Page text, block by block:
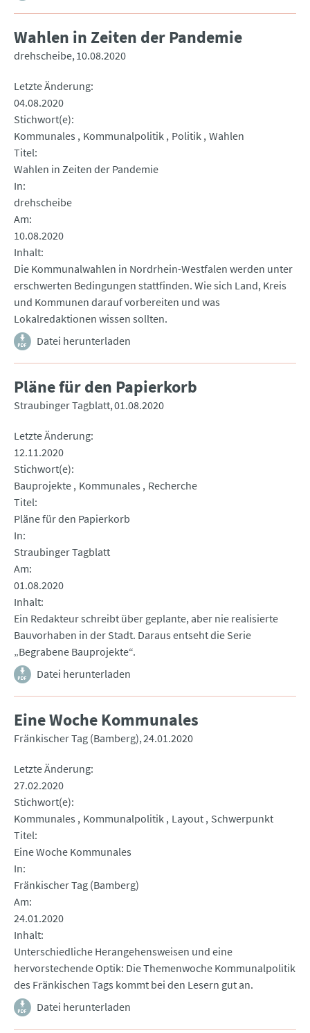
Wahlen in Zeiten der Pandemie
drehscheibe 10.08.2020
Letzte Änderung
04.08.2020
Stichwort(e)
Kommunales
Kommunalpolitik Politik Wahlen
Titel
Wahlen in Zeiten der Pandemie
In
drehscheibe
Am
10.08.2020
Inhalt
Die Kommunalwahlen in Nordrhein-Westfalen werden unter
erschwerten Bedingungen stattfinden. Wie sich Land, Kreis
und Kommunen darauf vorbereiten und was
Lokalredaktionen wissen sollten.
Datei herunterladen
Pläne für den Papierkorb
Straubinger Tagblatt 01.08.2020
Letzte Änderung
12.11.2020
Stichwort(e)
Bauprojekte Kommunales
Recherche
Titel
Pläne für den Papierkorb
In
Straubinger Tagblatt
Am
01.08.2020
Inhalt
Ein Redakteur schreibt über geplante, aber nie realisierte
Bauvorhaben in der Stadt. Daraus entseht die Serie
„Begrabene Bauprojekte“.
Datei herunterladen
Eine Woche Kommunales
Fränkischer Tag (Bamberg) 24.01.2020
Letzte Änderung
27.02.2020
Stichwort(e)
Kommunales
Kommunalpolitik Layout Schwerpunkt
Titel
Eine Woche Kommunales
In
Fränkischer Tag (Bamberg)
Am
24.01.2020
Inhalt
Unterschiedliche Herangehensweisen und eine
hervorstechende Optik: Die Themenwoche Kommunalpolitik
des Fränkischen Tags kommt bei den Lesern gut an.
Datei herunterladen